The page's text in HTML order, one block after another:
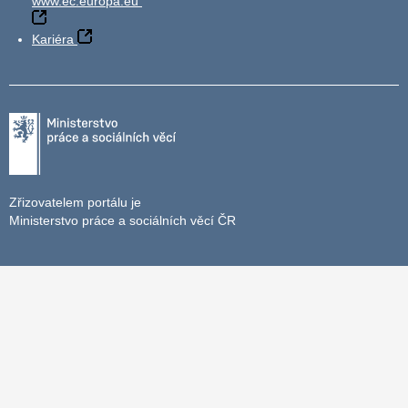
Kariéra
Zřizovatelem portálu je
Ministerstvo práce a sociálních věcí ČR